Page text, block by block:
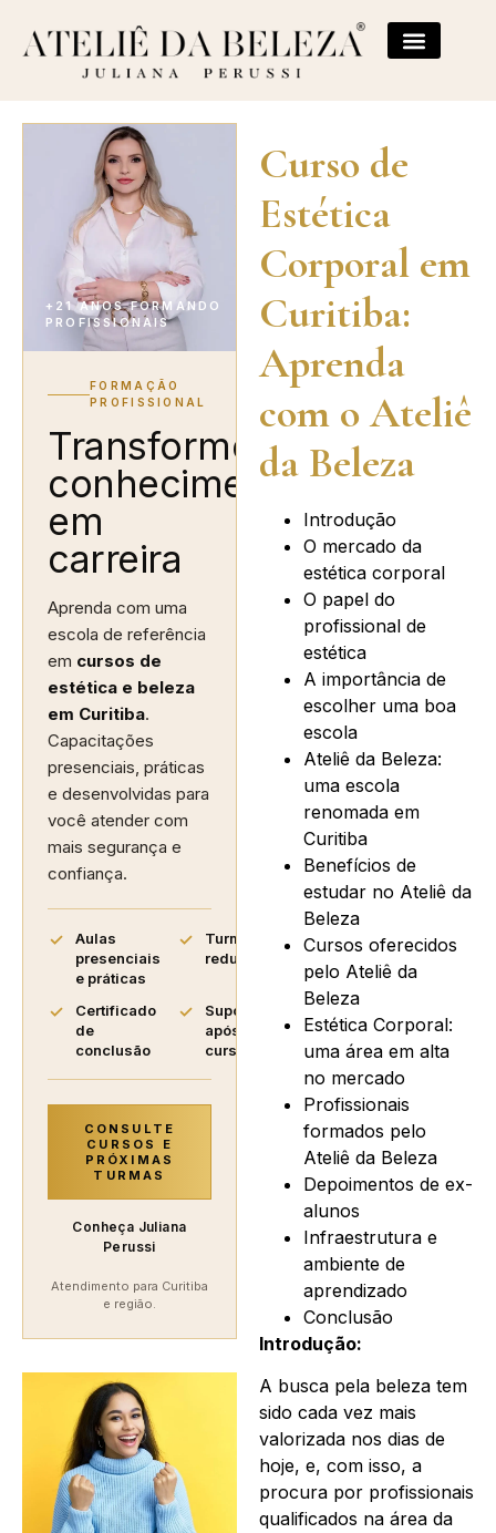
+21 ANOS FORMANDO
PROFISSIONAIS
FORMAÇÃO
PROFISSIONAL
Transforme
conhecimento
em
carreira
Aprenda com uma
escola de referência
em cursos de
estética e beleza
em Curitiba.
Capacitações
presenciais, práticas
e desenvolvidas para
você atender com
mais segurança e
confiança.
Aulas
presenciais
e práticas
Turmas
reduzidas
Certificado
de
conclusão
Suporte
após o
curso
CONSULTE
CURSOS E
PRÓXIMAS
TURMAS
Conheça Juliana
Perussi
Atendimento para Curitiba
e região.
Curso de
Estética
Corporal em
Curitiba:
Aprenda
com o Ateliê
da Beleza
Introdução
O mercado da
estética corporal
O papel do
profissional de
estética
A importância de
escolher uma boa
escola
Ateliê da Beleza:
uma escola
renomada em
Curitiba
Benefícios de
estudar no Ateliê da
Beleza
Cursos oferecidos
pelo Ateliê da
Beleza
Estética Corporal:
uma área em alta
no mercado
Profissionais
formados pelo
Ateliê da Beleza
Depoimentos de ex-
alunos
Infraestrutura e
ambiente de
aprendizado
Conclusão
Introdução:
A busca pela beleza tem
sido cada vez mais
valorizada nos dias de
hoje, e, com isso, a
procura por profissionais
qualificados na área da